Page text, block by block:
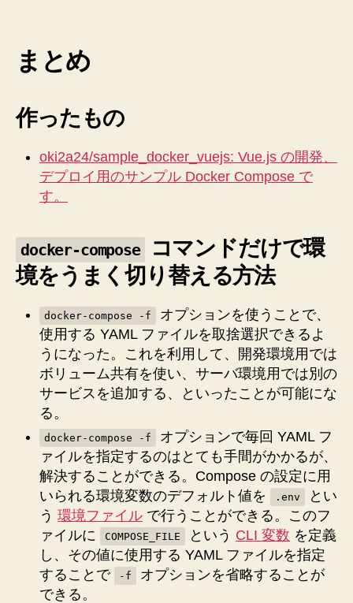
も
し
く
て
か
と
docker-
コ
マ
ン
ド)
最
ロ
ー
カ
ル
環
境
と
デ
プ
まとめ
作ったもの
oki2a24/sample_docker_vuejs: Vue.js の開発、
デプロイ用のサンプル Docker Compose で
す。
docker-compose
コマンドだけで環
境をうまく切り替える方法
docker-compose -f
オプションを使うことで、
使用する YAML ファイルを取捨選択できるよ
うになった。これを利用して、開発環境用では
ボリューム共有を使い、サーバ環境用では別の
サービスを追加する、といったことが可能にな
る。
docker-compose -f
オプションで毎回 YAML フ
ァイルを指定するのはとても手間がかかるが、
解決することができる。Compose の設定に用
いられる環境変数のデフォルト値を
.env
とい
う 環境ファイル で行うことができる。このフ
ァイルに
COMPOSE_FILE という CLI 変数 を定義
し、その値に使用する YAML ファイルを指定
することで
-f
オプションを省略することが
できる。